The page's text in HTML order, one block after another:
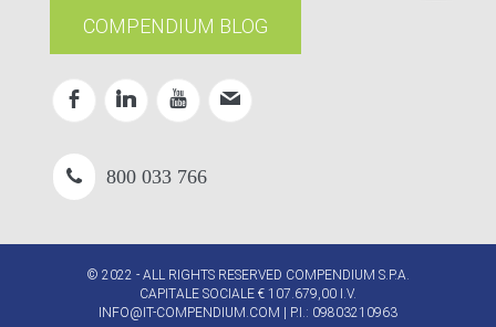
COMPENDIUM BLOG
800 033 766
© 2022 - ALL RIGHTS RESERVED COMPENDIUM S.P.A.
CAPITALE SOCIALE € 107.679,00 I.V.
INFO@IT-COMPENDIUM.COM | P.I.: 09803210963